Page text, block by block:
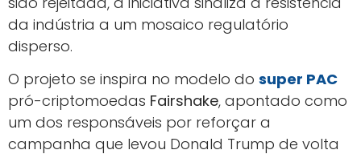
da indústria a um mosaico regulatório
disperso.
O projeto se inspira no modelo do super PAC
pró-criptomoedas Fairshake, apontado como
um dos responsáveis por reforçar a
campanha que levou Donald Trump de volta